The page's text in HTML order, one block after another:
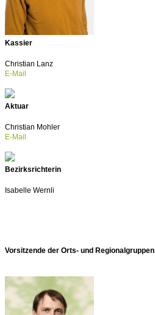
Kassier
Christian Lanz
E-Mail
Aktuar
Christian Mohler
E-Mail
Bezirksrichterin
Isabelle Wernli
Vorsitzende der Orts- und Regionalgruppen